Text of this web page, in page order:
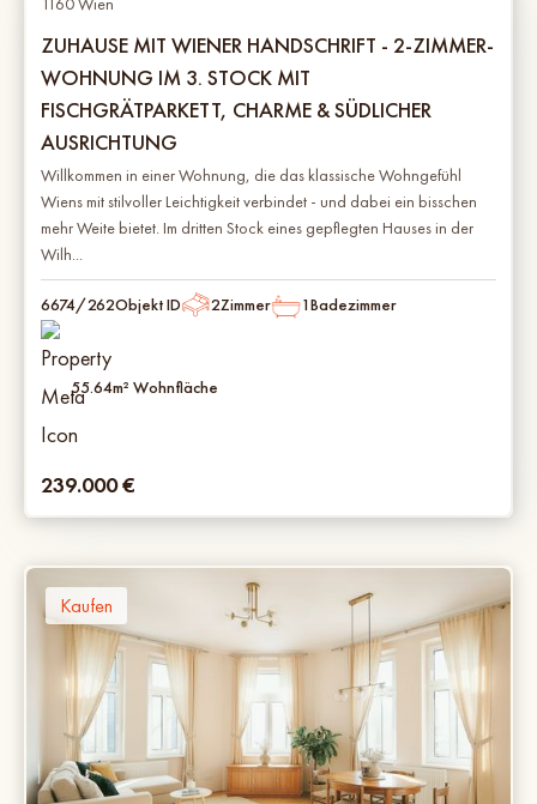
ZUHAUSE MIT WIENER HANDSCHRIFT - 2-ZIMMER-
WOHNUNG IM 3. STOCK MIT
FISCHGRÄTPARKETT, CHARME & SÜDLICHER
AUSRICHTUNG
Willkommen in einer Wohnung, die das klassische Wohngefühl
Wiens mit stilvoller Leichtigkeit verbindet - und dabei ein bisschen
mehr Weite bietet. Im dritten Stock eines gepflegten Hauses in der
Wilh...
6674/262Objekt ID 2Zimmer 1Badezimmer
55.64m² Wohnfläche
239.000€
Kaufen